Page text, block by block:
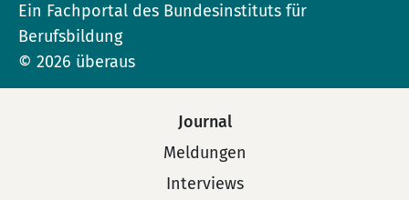
Ein Fachportal des Bundesinstituts für
Berufsbildung
© 2026 überaus
Journal
Meldungen
Interviews